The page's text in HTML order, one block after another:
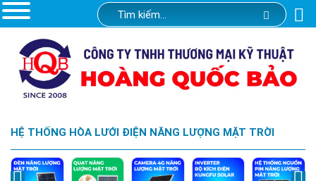
HỆ THỐNG HÒA LƯỚI ĐIỆN NĂNG LƯỢNG MẶT TRỜI